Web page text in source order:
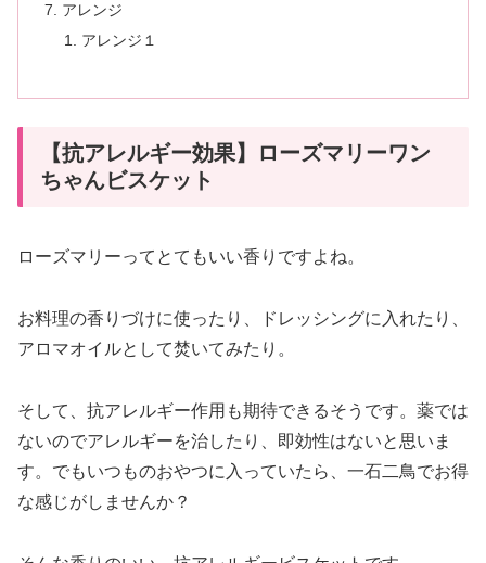
アレンジ
アレンジ１
【抗アレルギー効果】ローズマリーワン
ちゃんビスケット
ローズマリーってとてもいい香りですよね。
お料理の香りづけに使ったり、ドレッシングに入れたり、
アロマオイルとして焚いてみたり。
そして、抗アレルギー作用も期待できるそうです。薬では
ないのでアレルギーを治したり、即効性はないと思いま
す。でもいつものおやつに入っていたら、一石二鳥でお得
な感じがしませんか？